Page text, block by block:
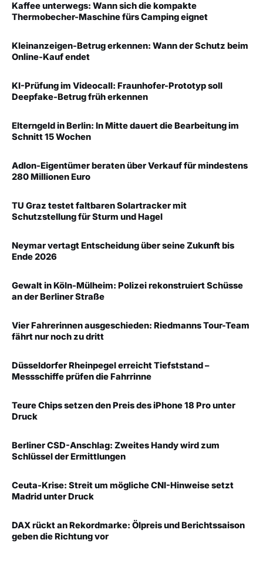
Kaffee unterwegs: Wann sich die kompakte
Thermobecher-Maschine fürs Camping eignet
Kleinanzeigen-Betrug erkennen: Wann der Schutz beim
Online-Kauf endet
KI-Prüfung im Videocall: Fraunhofer-Prototyp soll
Deepfake-Betrug früh erkennen
Elterngeld in Berlin: In Mitte dauert die Bearbeitung im
Schnitt 15 Wochen
Adlon-Eigentümer beraten über Verkauf für mindestens
280 Millionen Euro
TU Graz testet faltbaren Solartracker mit
Schutzstellung für Sturm und Hagel
Neymar vertagt Entscheidung über seine Zukunft bis
Ende 2026
Gewalt in Köln-Mülheim: Polizei rekonstruiert Schüsse
an der Berliner Straße
Vier Fahrerinnen ausgeschieden: Riedmanns Tour-Team
fährt nur noch zu dritt
Düsseldorfer Rheinpegel erreicht Tiefststand –
Messschiffe prüfen die Fahrrinne
Teure Chips setzen den Preis des iPhone 18 Pro unter
Druck
Berliner CSD-Anschlag: Zweites Handy wird zum
Schlüssel der Ermittlungen
Ceuta-Krise: Streit um mögliche CNI-Hinweise setzt
Madrid unter Druck
DAX rückt an Rekordmarke: Ölpreis und Berichtssaison
geben die Richtung vor